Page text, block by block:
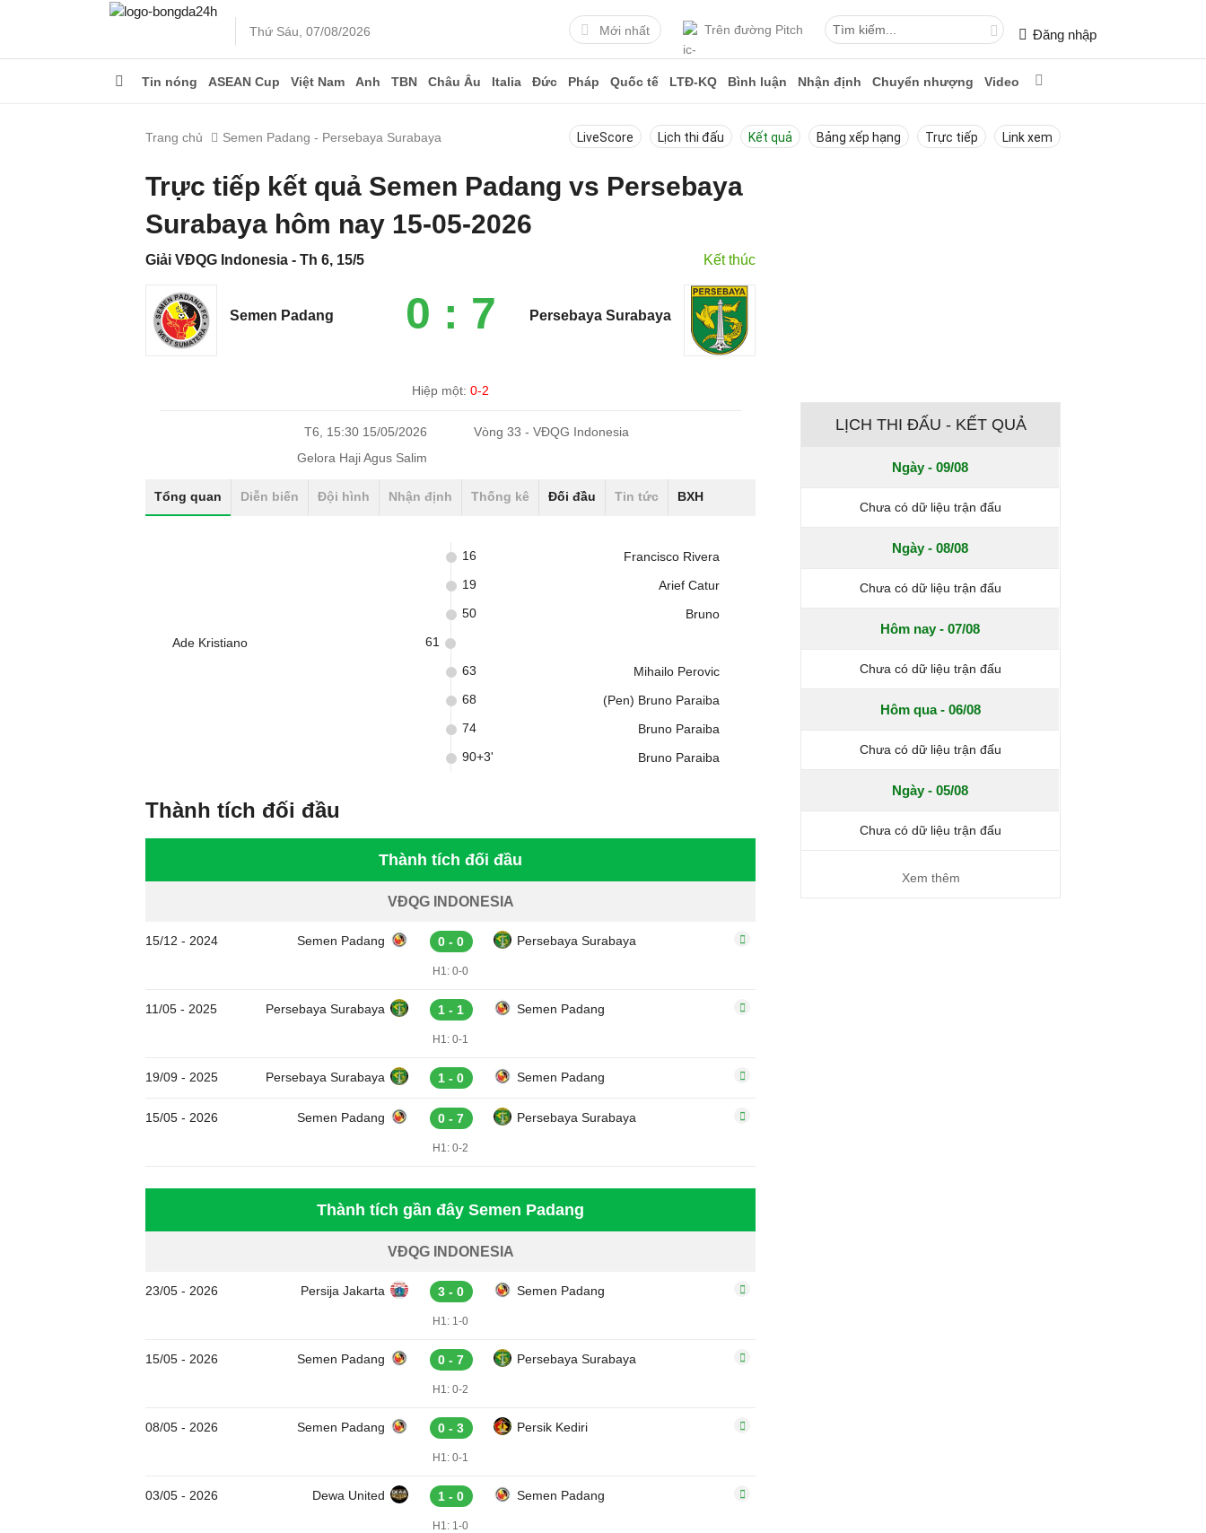
Thứ Sáu, 07/08/2026 Mới nhất Trên đường Pitch Đăng nhập
Tin nóng ASEAN Cup Việt Nam Anh TBN Châu Âu Italia Đức Pháp Quốc tế LTĐ-KQ Bình luận Nhận định Chuyển nhượng Video
Trang chủ Semen Padang - Persebaya Surabaya LiveScore Lịch thi đấu Kết quả Bảng xếp hạng Trực tiếp Link xem
Trực tiếp kết quả Semen Padang vs Persebaya
Surabaya hôm nay 15-05-2026
Giải VĐQG Indonesia - Th 6, 15/5 Kết thúc
Semen Padang 0 : 7 Persebaya Surabaya
Hiệp một:0-2
T6, 15:30 15/05/2026
Vòng 33 - VĐQG Indonesia
Gelora Haji Agus Salim
Tổng quan Diễn biến Đội hình Nhận định Thống kê Đối đầu Tin tức BXH
Francisco Rivera
16
Arief Catur
19
Bruno
50
Ade Kristiano 61
Mihailo Perovic
63
(Pen) Bruno Paraiba
68
Bruno Paraiba
74
Bruno Paraiba
90+3'
Thành tích đối đầu
Thành tích đối đầu
VĐQG INDONESIA
15/12 - 2024 Semen Padang 0 - 0 Persebaya Surabaya
H1: 0-0
11/05 - 2025 Persebaya Surabaya 1 - 1 Semen Padang
H1: 0-1
19/09 - 2025 Persebaya Surabaya 1 - 0 Semen Padang
15/05 - 2026 Semen Padang 0 - 7 Persebaya Surabaya
H1: 0-2
Thành tích gần đây Semen Padang
VĐQG INDONESIA
23/05 - 2026 Persija Jakarta 3 - 0 Semen Padang
H1: 1-0
15/05 - 2026 Semen Padang 0 - 7 Persebaya Surabaya
H1: 0-2
08/05 - 2026 Semen Padang 0 - 3 Persik Kediri
H1: 0-1
03/05 - 2026 Dewa United 1 - 0 Semen Padang
H1: 1-0
LỊCH THI ĐẤU - KẾT QUẢ
Ngày - 09/08
Chưa có dữ liệu trận đấu
Ngày - 08/08
Chưa có dữ liệu trận đấu
Hôm nay - 07/08
Chưa có dữ liệu trận đấu
Hôm qua - 06/08
Chưa có dữ liệu trận đấu
Ngày - 05/08
Chưa có dữ liệu trận đấu
Xem thêm